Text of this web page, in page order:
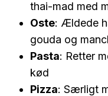
thai-mad med
Oste: Ældede
gouda og
Pasta: Retter
kød
Pizza: Særligt